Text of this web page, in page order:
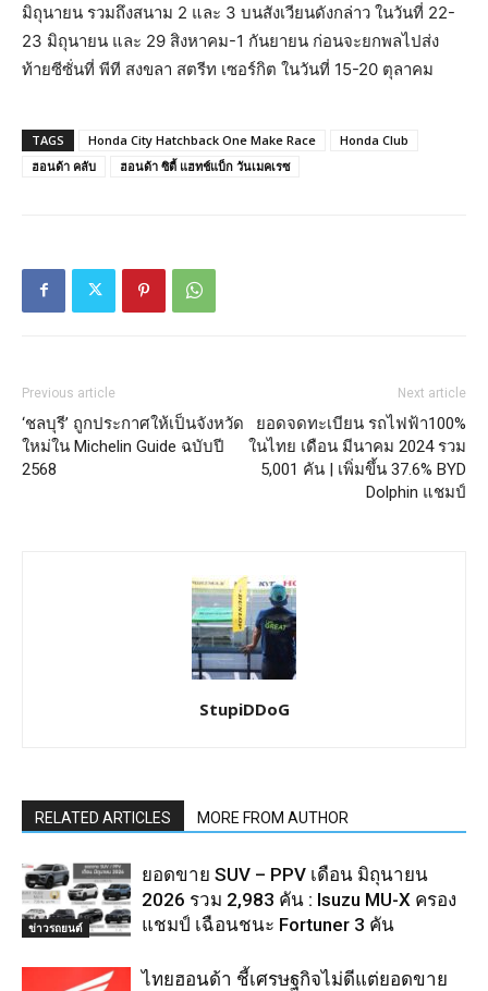
มิถุนายน รวมถึงสนาม 2 และ 3 บนสังเวียนดังกล่าว ในวันที่ 22-
23 มิถุนายน และ 29 สิงหาคม-1 กันยายน ก่อนจะยกพลไปส่ง
ท้ายซีซั่นที่ พีที สงขลา สตรีท เซอร์กิต ในวันที่ 15-20 ตุลาคม
TAGS Honda City Hatchback One Make Race
Honda Club
ฮอนด้า คลับ
ฮอนด้า ซิตี้ แฮทช์แบ็ก วันเมคเรซ
Previous article
‘ชลบุรี’ ถูกประกาศให้เป็นจังหวัด
ใหม่ใน Michelin Guide ฉบับปี
2568
Next article
ยอดจดทะเบียน รถไฟฟ้า100%
ในไทย เดือน มีนาคม 2024 รวม
5,001 คัน | เพิ่มขึ้น 37.6% BYD
Dolphin แชมป์
StupiDDoG
RELATED ARTICLES MORE FROM AUTHOR
ข่าวรถยนต์
ยอดขาย SUV – PPV เดือน มิถุนายน
2026 รวม 2,983 คัน : Isuzu MU-X ครอง
แชมป์ เฉือนชนะ Fortuner 3 คัน
ไทยฮอนด้า ชี้เศรษฐกิจไม่ดีแต่ยอดขาย